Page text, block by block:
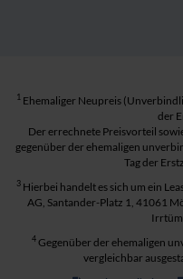
1 Ehemaliger Neupreis
der
Der errechnete Preisvorteil
gegenüber der ehemaligen
Tag der
3Hierbei handelt es sich um ein
AG, Santander-Platz 1, 41061
4Gegenüber der ehemaligen
vergleichbar